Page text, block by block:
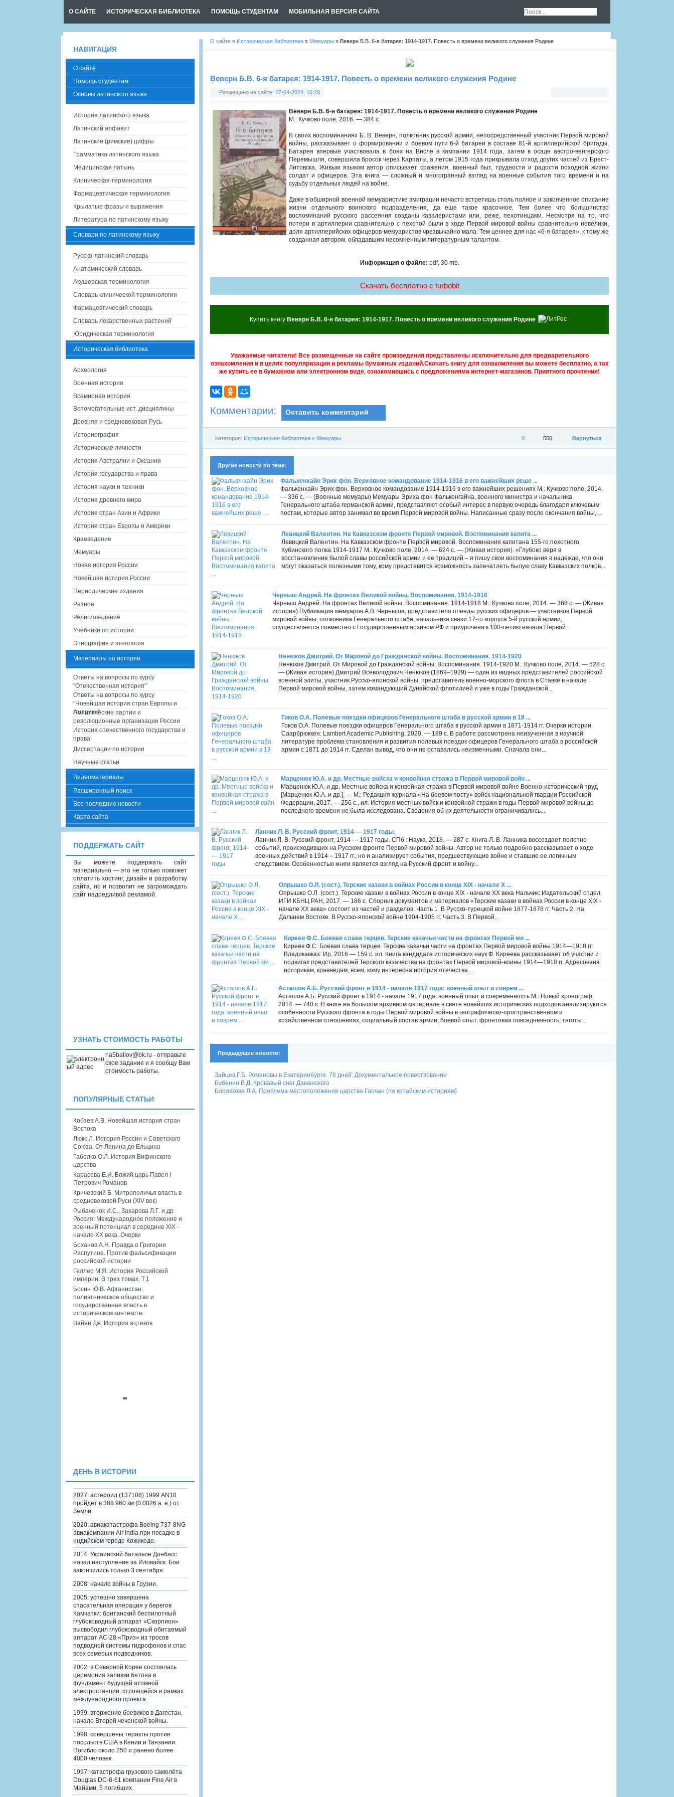
О САЙТЕ ИСТОРИЧЕСКАЯ БИБЛИОТЕКА ПОМОЩЬ СТУДЕНТАМ МОБИЛЬНАЯ ВЕРСИЯ САЙТА
О сайте » Историческая библиотека » Мемуары » Веверн Б.В. 6-я батарея: 1914-1917. Повесть о времени великого служения Родине
Веверн Б.В. 6-я батарея: 1914-1917. Повесть о времени великого служения Родине
Размещено на сайте: 17-04-2024, 16:28
Веверн Б.В. 6-я батарея: 1914-1917. Повесть о времени великого служения Родине
М.: Кучково поле, 2016. — 384 с.
В своих воспоминаниях Б. В. Веверн, полковник русской армии, непосредственный участник Первой мировой
войны, рассказывает о формировании и боевом пути 6-й батареи в составе 81-й артиллерийской бригады.
Батарея впервые участвовала в боях на Висле в кампании 1914 года, затем в осаде австро-венгерского
Перемышля, совершила бросок через Карпаты, а летом 1915 года прикрывала отход других частей из Брест-
Литовска. Живым языком автор описывает сражения, военный быт, трудности и радости походной жизни
солдат и офицеров. Эта книга — сложный и многогранный взгляд на военные события того времени и на
судьбу отдельных людей на войне.
Даже в обширной военной мемуаристике эмиграции нечасто встретишь столь полное и законченное описание
жизни отдельного воинского подразделения, да еще такое красочное. Тем более что большинство
воспоминаний русского рассеяния созданы кавалеристами или, реже, пехотинцами. Несмотря на то, что
потери в артиллерии сравнительно с пехотой были в ходе Первой мировой войны сравнительно невелики,
доля артиллерийских офицеров-мемуаристов чрезвычайно мала. Тем ценнее для нас «6-я батарея», к тому же
созданная автором, обладавшим несомненным литературным талантом.
Информация о файле: pdf, 30 mb.
Скачать бесплатно c turbobit
Купить книгу Веверн Б.В. 6-я батарея: 1914-1917. Повесть о времени великого служения Родине
Уважаемые читатели! Все размещенные на сайте произведения представлены исключительно для предварительного
ознакомления и в целях популяризации и рекламы бумажных изданий.Скачать книгу для ознакомления вы можете бесплатно, а так
же купить ее в бумажном или электронном виде, ознакомившись с предложениями интернет-магазинов. Приятного прочтения!
Комментарии: Оставить комментарий
Вернуться
550
0
Категория: Историческая библиотека » Мемуары
Другие новости по теме:
Фалькенхайн Эрих фон. Верховное командование 1914-1916 в его важнейших реше ...
Фалькенхайн Эрих фон. Верховное командование 1914-1916 в его важнейших решениях М.: Кучково поле, 2014.
— 336 с. — (Военные мемуары) Мемуары Эриха фон Фалькенгайна, военного министра и начальника
Генерального штаба германской армии, представляют особый интерес в первую очередь благодаря ключевым
постам, которые автор занимал во время Первой мировой войны. Написанные сразу после окончания войны,...
Левицкий Валентин. На Кавказском фронте Первой мировой. Воспоминания капита ...
Левицкий Валентин. На Кавказском фронте Первой мировой. Воспоминания капитана 155-го пехотного
Кубинского полка.1914-1917 М.: Кучково поле, 2014. — 624 с. — (Живая история). «Глубоко веря в
восстановление былой славы российской армии и ее традиций – я пишу свои воспоминания в надежде, что они
могут оказаться полезными тому, кому представится возможность запечатлеть былую славу Кавказских полков...
Черныш Андрей. На фронтах Великой войны. Воспоминания. 1914-1918
Черныш Андрей. На фронтах Великой войны. Воспоминания. 1914-1918 М.: Кучково поле, 2014. — 368 с. — (Живая
история) Публикация мемуаров А.В. Черныша, представителя плеяды русских офицеров — участников Первой
мировой войны, полковника Генерального штаба, начальника связи 17-го корпуса 5-й русской армии,
осуществляется совместно с Государственным архивом РФ и приурочена к 100-летию начала Первой...
Ненюков Дмитрий. От Мировой до Гражданской войны. Воспоминания. 1914-1920
Ненюков Дмитрий. От Мировой до Гражданской войны. Воспоминания. 1914-1920 М.: Кучково поле, 2014. — 528 с.
— (Живая история) Дмитрий Всеволодович Ненюков (1869–1929) — один из видных представителей российской
военной элиты, участник Русско-японской войны, представитель военно-морского флота в Ставке в начале
Первой мировой войны, затем командующий Дунайской флотилией и уже в годы Гражданской...
Гоков О.А. Полевые поездки офицеров Генерального штаба в русской армии в 18 ...
Гоков О.А. Полевые поездки офицеров Генерального штаба в русской армии в 1871-1914 гг. Очерки истории
Саарбрюккен: Lambert Academic Publishing, 2020. — 189 с. В работе рассмотрена неизученная в научной
литературе проблема становления и развития полевых поездок офицеров Генерального штаба в российской
армии с 1871 до 1914 гг. Сделан вывод, что они не оставались неизменными. Сначала они...
Марценюк Ю.А. и др. Местные войска и конвойная стража в Первой мировой войн ...
Марценюк Ю.А. и др. Местные войска и конвойная стража в Первой мировой войне Военно-исторический труд
[Марценюк Ю.А. и др.]. — М.: Редакция журнала «На боевом посту» войск национальной гвардии Российской
Федерации, 2017. — 256 с., ил. История местных войск и конвойной стражи в годы Первой мировой войны до
последнего времени не была исследована. Сведения об их деятельности ограничивались...
Ланник Л. В. Русский фронт, 1914 — 1917 годы.
Ланник Л. В. Русский фронт, 1914 — 1917 годы. СПб.: Наука, 2018. — 287 с. Книга Л. В. Ланника воссоздает полотно
событий, происходивших на Русском фронте Первой мировой войны. Автор не только подробно рассказывает о ходе
военных действий в 1914 – 1917 гг., но и анализирует события, предшествующие войне и ставшие ее логичным
следствием. Особенностью книги является взгляд на Русский фронт и войну...
Опрышко О.Л. (сост.). Терские казаки в войнах России в конце ХIХ - начале Х ...
Опрышко О.Л. (сост.). Терские казаки в войнах России в конце ХIХ - начале ХХ века Нальчик: Издательский отдел
ИГИ КБНЦ РАН, 2017. — 186 с. Сборник документов и материалов «Терские казаки в войнах России в конце XIX -
начале XX века» состоит из частей и разделов. Часть 1. В Русско-турецкой войне 1877-1878 гг. Часть 2. На
Дальнем Востоке. В Русско-японской войне 1904-1905 гг. Часть 3. В Первой...
Киреев Ф.С. Боевая слава терцев. Терские казачьи части на фронтах Первой ми ...
Киреев Ф.С. Боевая слава терцев. Терские казачьи части на фронтах Первой мировой войны 1914—1918 гг.
Владикавказ: Ир, 2016 — 159 с. ил. Книга кандидата исторических наук Ф. Киреева рассказывает об участии и
подвигах представителей Терского казачества на фронтах Первой мировой-воины 1914—1918 гг. Адресована
историкам, краеведам, всем, кому интересна история отечества....
Асташов А.Б. Русский фронт в 1914 - начале 1917 года: военный опыт и соврем ...
Асташов А.Б. Русский фронт в 1914 - начале 1917 года: военный опыт и современность М.: Новый хронограф,
2014. — 740 с. В книге на большом архивном материале в свете новейших исторических подходов анализируются
особенности Русского фронта в годы Первой мировой войны в географическо-пространственном и
хозяйственном отношениях, социальный состав армии, боевой опыт, фронтовая повседневность, тяготы...
Предыдущие новости:
Зайцев Г.Б. Романовы в Екатеринбурге. 78 дней: Документальное повествование
Бубенин В.Д. Кровавый снег Даманского
Боровкова Л.А. Проблема местоположения царства Гаочан (по китайским историям)
НАВИГАЦИЯ
О сайте
Помощь студентам
Основы латинского языка
История латинского языка
Латинский алфавит
Латинские (римские) цифры
Грамматика латинского языка
Медицинская латынь
Клиническая терминология
Фармацевтическая терминология
Крылатые фразы и выражения
Литература по латинскому языку
Словари по латинскому языку
Русско-латинский словарь
Анатомический словарь
Акушерская терминология
Словарь клинической терминологии
Фармацевтический словарь
Словарь лекарственных растений
Юридическая терминология
Историческая библиотека
Археология
Военная история
Всемирная история
Вспомогательные ист. дисциплины
Древняя и средневековая Русь
Историография
Исторические личности
История Австралии и Океании
История государства и права
История науки и техники
История древнего мира
История стран Азии и Африки
История стран Европы и Америки
Краеведение
Мемуары
Новая история России
Новейшая история России
Периодические издания
Разное
Религиоведение
Учебники по истории
Этнография и этнология
Материалы по истории
Ответы на вопросы по курсу
"Отечественная история"
Ответы на вопросы по курсу
"Новейшая история стран Европы и
Америки"
Политические партии и
революционные организации России
История отечественного государства и
права
Диссертации по истории
Научные статьи
Видеоматериалы
Расширенный поиск
Все последние новости
Карта сайта
ПОДДЕРЖАТЬ САЙТ
Вы можете поддержать сайт
материально — это не только поможет
оплатить хостинг, дизайн и разработку
сайта, но и позволит не загромождать
сайт надоедливой рекламой.
УЗНАТЬ СТОИМОСТЬ РАБОТЫ
na5ballov@bk.ru - отправьте
свое задание и я сообщу Вам
стоимость работы.
ПОПУЛЯРНЫЕ СТАТЬИ
Кобзев А.В. Новейшая история стран
Востока
Люкс Л. История России и Советского
Союза. От Ленина до Ельцина
Габелко О.Л. История Вифинского
царства
Карасева Е.И. Божий царь Павел I
Петрович Романов
Кричевский Б. Митрополичья власть в
средневековой Руси (XIV век)
Рыбаченок И.С., Захарова Л.Г. и др.
Россия: Международное положение и
военный потенциал в середине XIX -
начале XX века. Очерки
Боханов А.Н. Правда о Григории
Распутине. Против фальсификации
российской истории
Геллер М.Я. История Российской
империи. В трех томах. Т.1
Босин Ю.В. Афганистан:
полиэтническое общество и
государственная власть в
историческом контексте
Вайян Дж. История ацтеков
ДЕНЬ В ИСТОРИИ
2027: астероид (137108) 1999 AN10
пройдёт в 388 960 км (0.0026 а. е.) от
Земли.
2020: авиакатастрофа Boeing 737-8NG
авиакомпании Air India при посадке в
индийском городе Кожикоде.
2014: Украинский батальон Донбасс
начал наступление за Иловайск. Бои
закончились только 3 сентября.
2008: начало войны в Грузии.
2005: успешно завершена
спасательная операция у берегов
Камчатки: британский беспилотный
глубоководный аппарат «Скорпион»
высвободил глубоководный обитаемый
аппарат АС-28 «Приз» из тросов
подводной системы гидрофонов и спас
всех семерых подводников.
2002: в Северной Корее состоялась
церемония заливки бетона в
фундамент будущей атомной
электростанции, строящейся в рамках
международного проекта.
1999: вторжение боевиков в Дагестан,
начало Второй чеченской войны.
1998: совершены теракты против
посольств США в Кении и Танзании.
Погибло около 250 и ранено более
4000 человек.
1997: катастрофа грузового самолёта
Douglas DC-8-61 компании Fine Air в
Майами, 5 погибших.